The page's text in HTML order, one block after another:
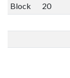
Block
20